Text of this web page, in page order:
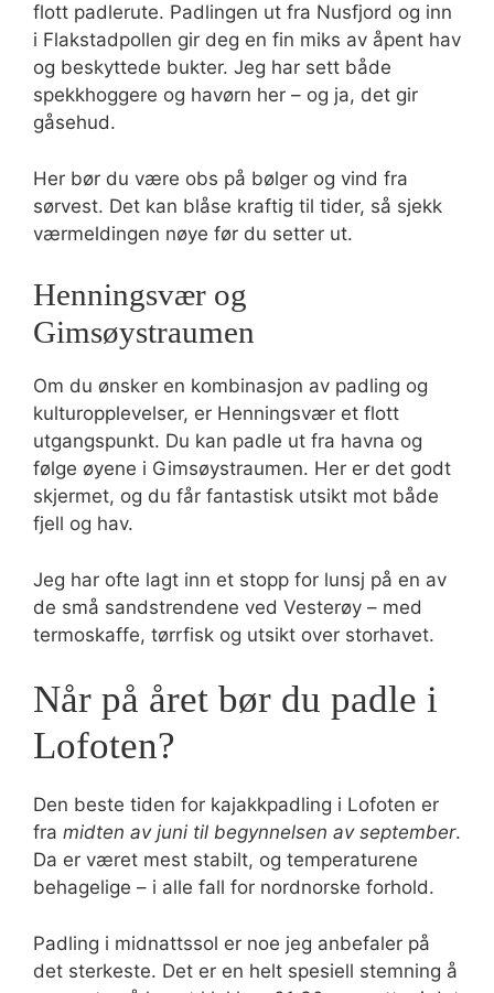
flott padlerute. Padlingen ut fra Nusfjord og inn
i Flakstadpollen gir deg en fin miks av åpent hav
og beskyttede bukter. Jeg har sett både
spekkhoggere og havørn her – og ja, det gir
gåsehud.
Her bør du være obs på bølger og vind fra
sørvest. Det kan blåse kraftig til tider, så sjekk
værmeldingen nøye før du setter ut.
Henningsvær og
Gimsøystraumen
Om du ønsker en kombinasjon av padling og
kulturopplevelser, er Henningsvær et flott
utgangspunkt. Du kan padle ut fra havna og
følge øyene i Gimsøystraumen. Her er det godt
skjermet, og du får fantastisk utsikt mot både
fjell og hav.
Jeg har ofte lagt inn et stopp for lunsj på en av
de små sandstrendene ved Vesterøy – med
termoskaffe, tørrfisk og utsikt over storhavet.
Når på året bør du padle i
Lofoten?
Den beste tiden for kajakkpadling i Lofoten er
fra midten av juni til begynnelsen av september.
Da er været mest stabilt, og temperaturene
behagelige – i alle fall for nordnorske forhold.
Padling i midnattssol er noe jeg anbefaler på
det sterkeste. Det er en helt spesiell stemning å